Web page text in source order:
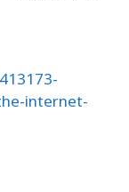
internet-